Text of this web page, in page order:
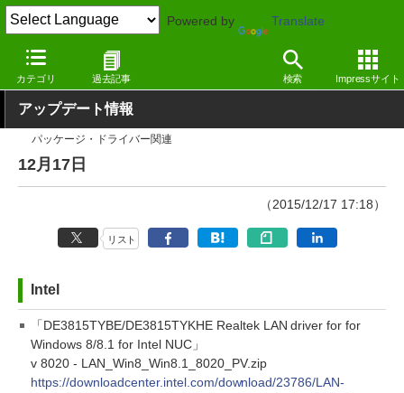
Powered by Translate
カテゴリ 過去記事 検索 Impressサイト
窓の杜 その他の話題 アップデート
アップデート情報
パッケージ・ドライバー関連
12月17日
（2015/12/17 17:18）
リスト
Intel
「DE3815TYBE/DE3815TYKHE Realtek LAN driver for for
Windows 8/8.1 for Intel NUC」
v 8020 - LAN_Win8_Win8.1_8020_PV.zip
https://downloadcenter.intel.com/download/23786/LAN-